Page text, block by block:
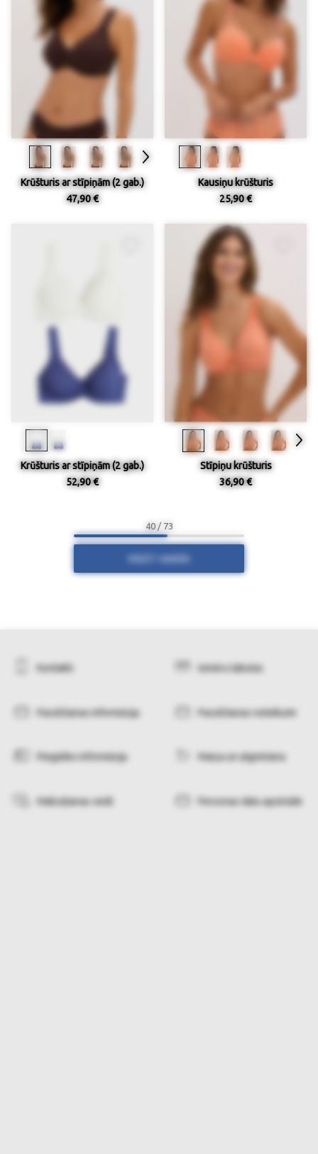
Krūšturis ar stīpiņām (2 gab.)
47,90 €
Kausiņu krūšturis
25,90 €
Krūšturis ar stīpiņām (2 gab.)
52,90 €
Stīpiņu krūšturis
36,90 €
40 / 73
Kontakti Izmēru tabulas
Pasūtīšanas informācija Pasūtīšanas noteikumi
Piegādes informācija Maiņa un atgriešana
Maksāšanas veidi Personas datu apstrāde